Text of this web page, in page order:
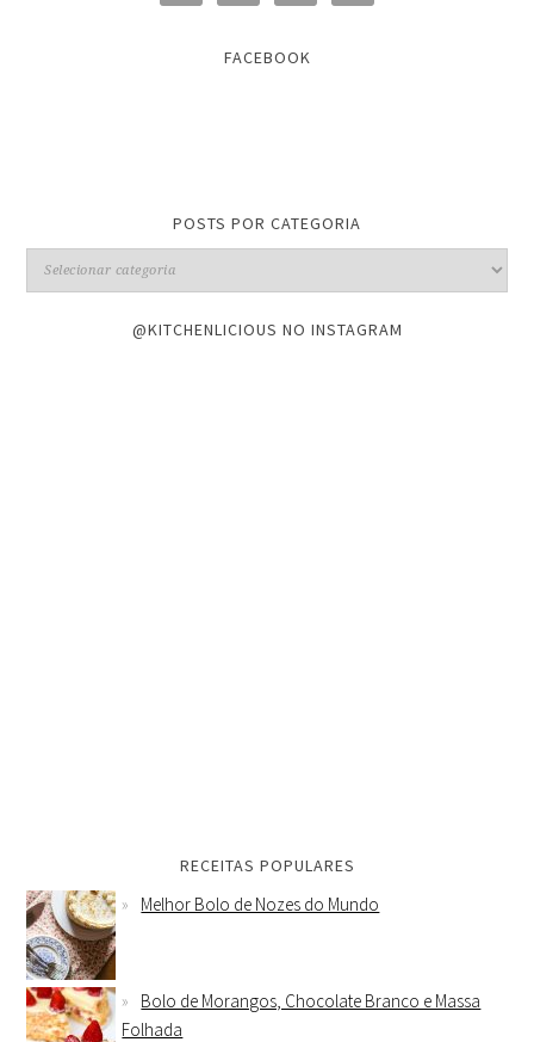
FACEBOOK
POSTS POR CATEGORIA
@KITCHENLICIOUS NO INSTAGRAM
RECEITAS POPULARES
Melhor Bolo de Nozes do Mundo
Bolo de Morangos, Chocolate Branco e Massa
Folhada